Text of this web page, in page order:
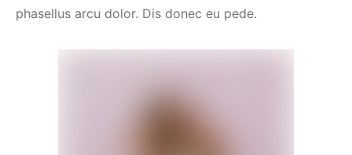
phasellus arcu dolor. Dis donec eu pede.